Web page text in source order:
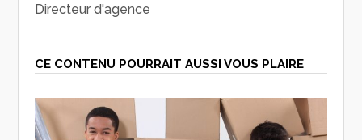
Directeur d'agence
CE CONTENU POURRAIT AUSSI VOUS PLAIRE